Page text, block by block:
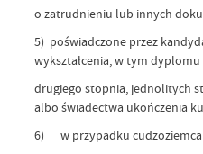
o zatrudnieniu lub innych
5) poświadczone przez
wykształcenia, w tym
drugiego stopnia, jednolitych
albo świadectwa ukończenia
6) w przypadku cudzoziemca